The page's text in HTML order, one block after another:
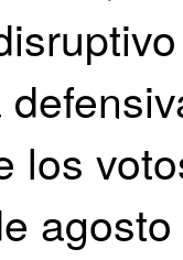
los